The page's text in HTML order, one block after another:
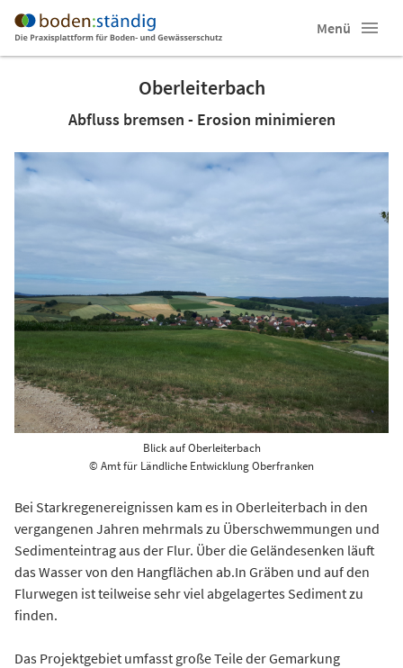
Menü
Oberleiterbach
Abfluss bremsen - Erosion minimieren
Blick auf Oberleiterbach
© Amt für Ländliche Entwicklung Oberfranken
Bei Starkregenereignissen kam es in Oberleiterbach in den
vergangenen Jahren mehrmals zu Überschwemmungen und
Sedimenteintrag aus der Flur. Über die Geländesenken läuft
das Wasser von den Hangflächen ab.In Gräben und auf den
Flurwegen ist teilweise sehr viel abgelagertes Sediment zu
finden.
Das Projektgebiet umfasst große Teile der Gemarkung